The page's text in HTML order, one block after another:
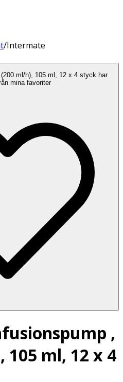
/Intermate
ml/h), 105 ml, 12 x 4 styck har
mina favoriter
,
105 ml, 12 x 4